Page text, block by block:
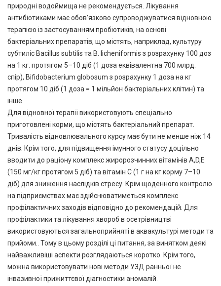
природні водоймища не рекомендується. Лікування
антибіотиками має обов’язково супроводжуватися відновною
терапією із застосуванням пробіотиків, на основі
бактеріальних препаратів, що містять, наприклад, культуру
субтиліс Bacillus subtilis та В. licheniformis з розрахунку 100 доз
на 1 кг. протягом 5–10 діб (1 доза еквівалентна 700 млрд.
спір), Bifidobacterium globosum з розрахунку 1 доза на кг
протягом 10 діб (1 доза = 1 мільйон бактеріальних клітин) та
інше.
Для відновної терапії використовують спеціально
приготовлені корми, що містять бактеріальний препарат.
Тривалість відновлювального курсу має бути не менше ніж 14
днів. Крім того, для підвищення імунного статусу доцільно
вводити до раціону комплекс жиророзчинних вітамінів A,D,E
(150 мг/кг протягом 5 діб) та вітамін С (1 г на кг корму 7–10
діб) для зниження наслідків стресу. Крім щоденного контролю
на підприємствах має здійснюватиметься комплекс
профілактичних заходів відповідно до рекомендацій. Для
профілактики та лікування хвороб в осетрівництві
використовуються загальноприйняті в аквакультурі методи та
прийоми.. Тому в цьому розділі ці питання, за винятком деякі
найважливіші аспекти розглядаються коротко. Крім того,
можна використовувати нові методи УЗД ранньої не
інвазивної прижиттєвої діагностики аномалій.